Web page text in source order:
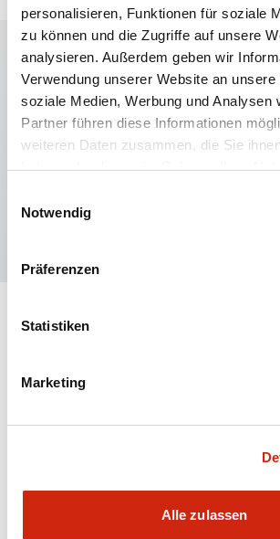
personalisieren, Funktionen für soziale
zu können und die Zugriffe auf unsere
analysieren. Außerdem geben wir
Verwendung unserer Website an
soziale Medien, Werbung und Analysen
Partner führen diese Informationen
weiteren Daten zusammen, die Sie
haben oder die sie im Rahmen Ihrer
Notwendig
Präferenzen
Statistiken
Marketing
Alle zulassen
Hauptmerkmale
Mehrfachbefestigung möglich
Schutzart IP65 (IEC60529)
Dokumente und Dateien
04/09/2025.PDF1.23MB